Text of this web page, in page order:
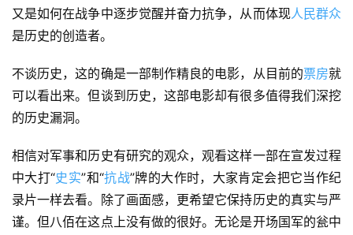
又是如何在战争中逐步觉醒并奋力抗争，从而体现人民群众
是历史的创造者。
不谈历史，这的确是一部制作精良的电影，从目前的票房就
可以看出来。但谈到历史，这部电影却有很多值得我们深挖
的历史漏洞。
相信对军事和历史有研究的观众，观看这样一部在宣发过程
中大打“史实”和“抗战”牌的大作时，大家肯定会把它当作纪
录片一样去看。除了画面感，更希望它保持历史的真实与严
谨。但八佰在这点上没有做的很好。无论是开场国军的瓮中